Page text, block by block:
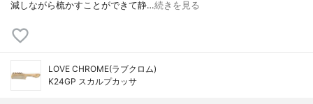
減しながら梳かすことができて静…続きを見る
LOVE CHROME(ラブクロム)
K24GP スカルプカッサ